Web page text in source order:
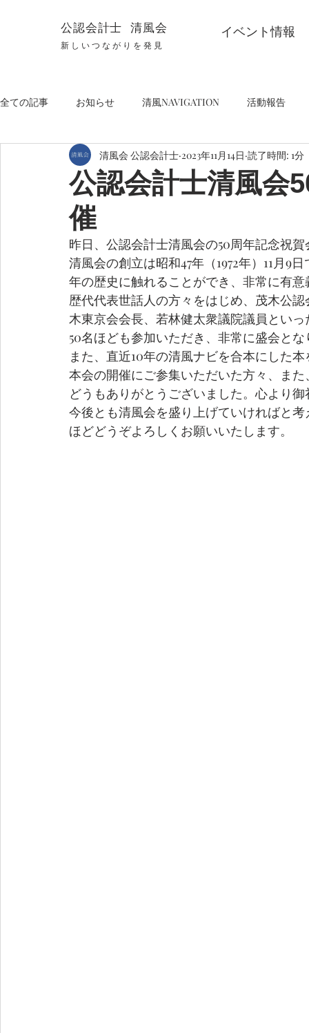
公認会計士 清風会 イベント情報
新しいつながりを発見
全ての記事 お知らせ 清風NAVIGATION 活動報告
公認会計士清風会
催
清風会 公認会計士 2023年11月14日 読了時間: 1分
昨日、公認会計士清風会の50周年記念祝
清風会の創立は昭和47年（1972年）11月9
年の歴史に触れることができ、非常に有
歴代代表世話人の方々をはじめ、茂木公
木東京会会長、若林健太衆議院議員とい
50名ほども参加いただき、非常に盛会と
また、直近10年の清風ナビを合本にした
本会の開催にご参集いただいた方々、ま
どうもありがとうございました。心より
今後とも清風会を盛り上げていければと
ほどどうぞよろしくお願いいたします。